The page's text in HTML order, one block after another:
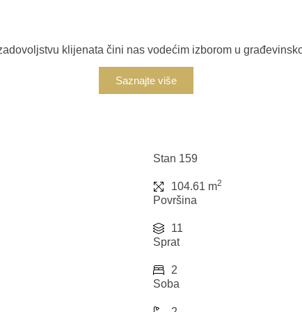
klijenata čini nas vodećim izborom u
Saznajte više
Stan 159
104.61 m2
Površina
11
Sprat
2
Soba